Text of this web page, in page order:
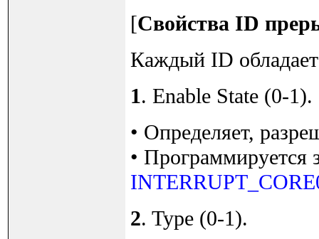
[Свойства ID
Каждый ID
1. Enable State (0-1).
• Определяет,
• Программируется
2. Type (0-1).